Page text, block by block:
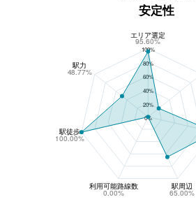
安定性
100%
80%
60%
40%
20%
0%
エリア選定
95.60%
駅力
48.77%
駅徒歩
100.00%
利用可能路線数
0.00%
駅周辺
65.00%